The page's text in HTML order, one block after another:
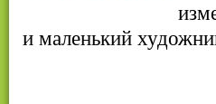
и маленький